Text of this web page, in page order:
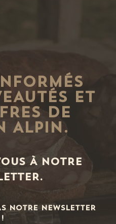
PANIER
ET
DE
ALPIN.
À NOTRE
NOTRE NEWSLETTER
!